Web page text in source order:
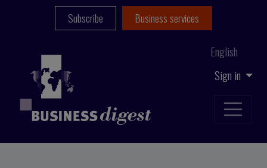
Sign in
English
Subscribe Business services